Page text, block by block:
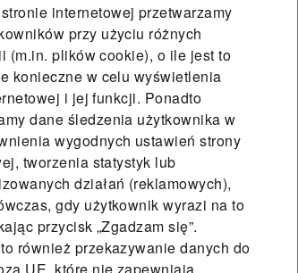
ECO
wysokogatunkowego elastanu LYCRA®
stronie internetowej przetwarzamy
przy użyciu różnych
(m.in. plików cookie), o ile jest to
konieczne w celu wyświetlenia
i jej funkcji. Ponadto
dane śledzenia użytkownika w
wygodnych ustawień strony
tworzenia statystyk lub
działań (reklamowych),
gdy użytkownik wyrazi na to
przycisk „Zgadzam się”.
również przekazywanie danych do
UE, które nie zapewniają